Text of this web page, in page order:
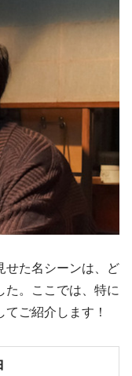
せた名シーンは、ど
た。ここでは、特に
ご紹介します！